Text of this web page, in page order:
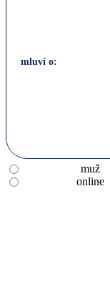
mluví o:
muž
online